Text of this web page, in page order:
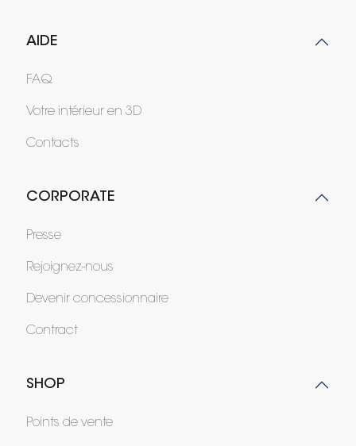
AIDE
FAQ
Votre intérieur en 3D
Contacts
CORPORATE
Presse
Rejoignez-nous
Devenir concessionnaire
Contract
SHOP
Points de vente